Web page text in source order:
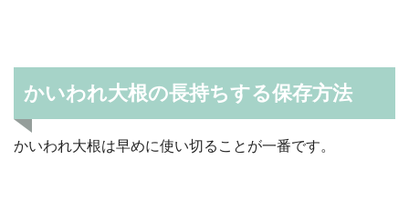
かいわれ大根の長持ちする保存方法
かいわれ大根は早めに使い切ることが一番です。